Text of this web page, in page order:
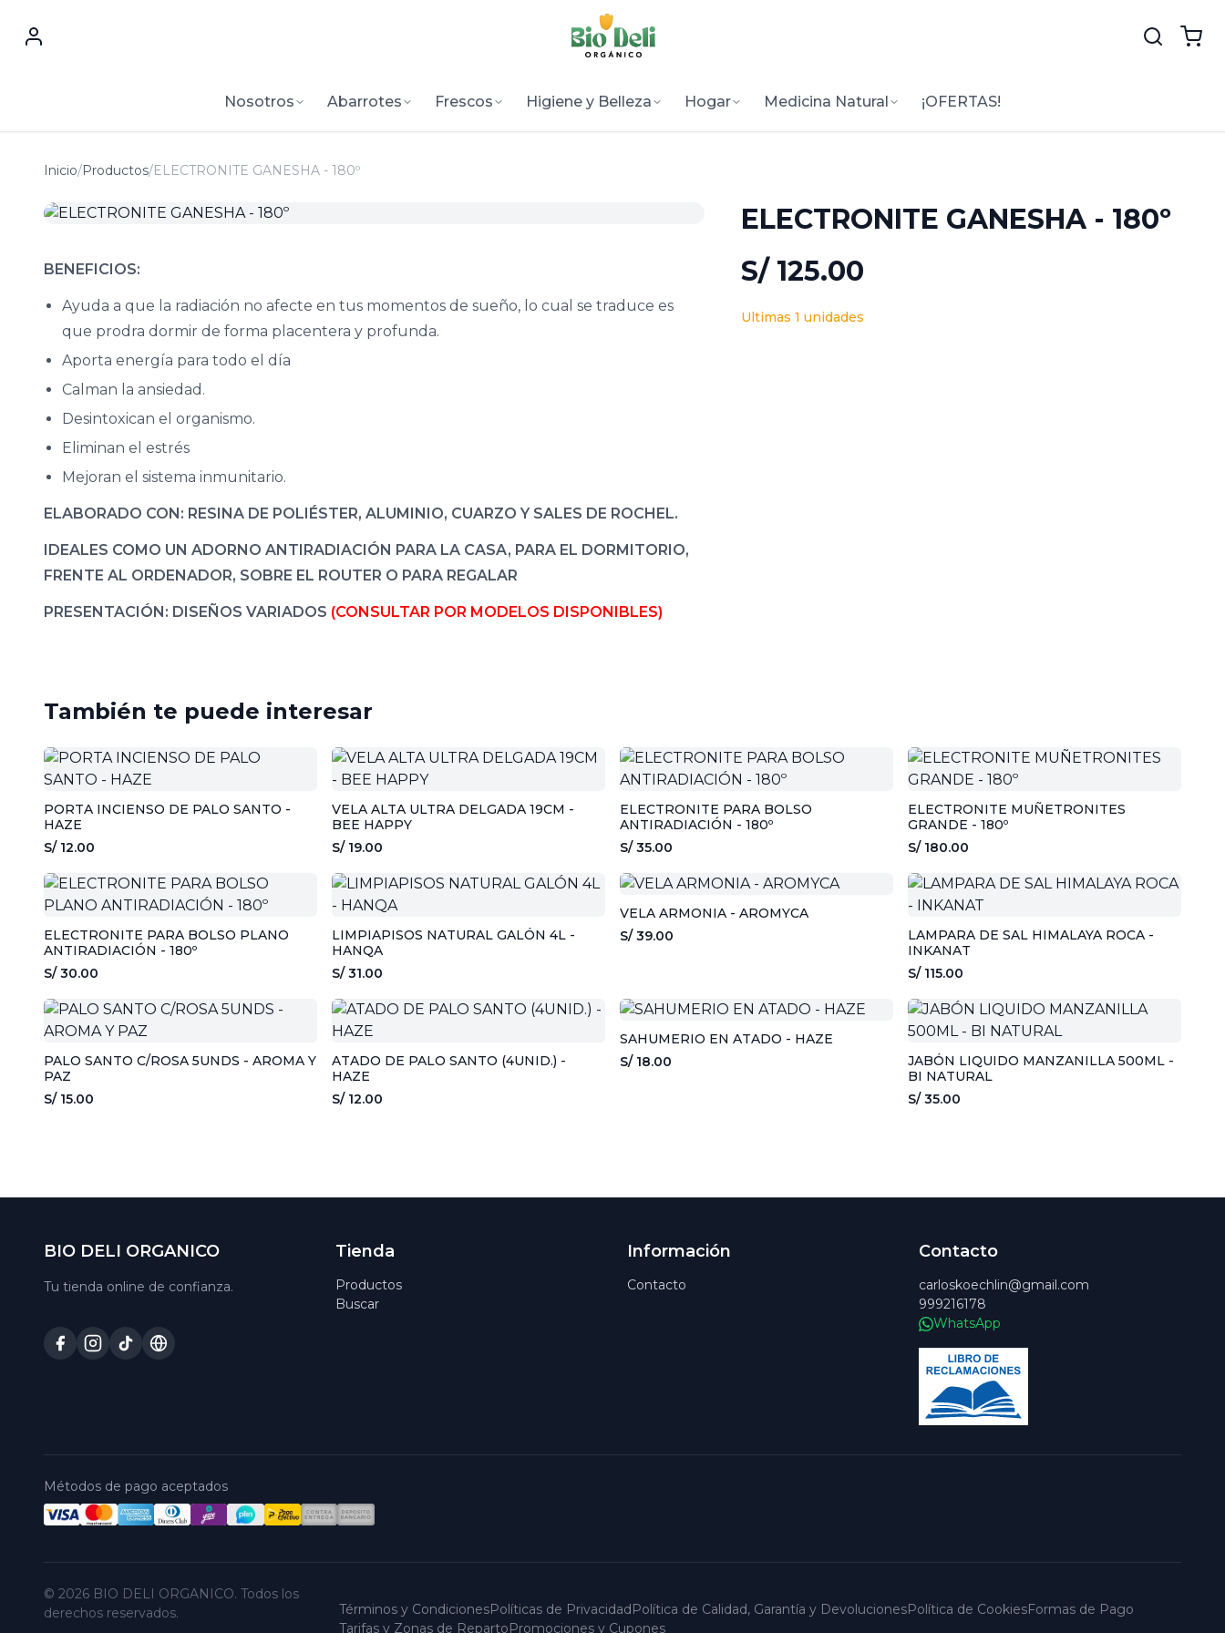
Nosotros Abarrotes Frescos Higiene y Belleza Hogar Medicina Natural ¡OFERTAS!
Inicio/Productos/ELECTRONITE GANESHA - 180º
ELECTRONITE GANESHA - 180º
S/ 125.00
Ultimas 1 unidades
BENEFICIOS:
Ayuda a que la radiación no afecte en tus momentos de sueño, lo cual se traduce es
que prodra dormir de forma placentera y profunda.
Aporta energía para todo el día
Calman la ansiedad.
Desintoxican el organismo.
Eliminan el estrés
Mejoran el sistema inmunitario.
ELABORADO CON: RESINA DE POLIÉSTER, ALUMINIO, CUARZO Y SALES DE ROCHEL.
IDEALES COMO UN ADORNO ANTIRADIACIÓN PARA LA CASA, PARA EL DORMITORIO,
FRENTE AL ORDENADOR, SOBRE EL ROUTER O PARA REGALAR
PRESENTACIÓN: DISEÑOS VARIADOS (CONSULTAR POR MODELOS DISPONIBLES)
También te puede interesar
PORTA INCIENSO DE PALO SANTO -
HAZE
S/ 12.00
VELA ALTA ULTRA DELGADA 19CM -
BEE HAPPY
S/ 19.00
ELECTRONITE PARA BOLSO
ANTIRADIACIÓN - 180º
S/ 35.00
ELECTRONITE MUÑETRONITES
GRANDE - 180º
S/ 180.00
ELECTRONITE PARA BOLSO PLANO
ANTIRADIACIÓN - 180º
S/ 30.00
LIMPIAPISOS NATURAL GALÓN 4L -
HANQA
S/ 31.00
VELA ARMONIA - AROMYCA
S/ 39.00
LAMPARA DE SAL HIMALAYA ROCA -
INKANAT
S/ 115.00
PALO SANTO C/ROSA 5UNDS - AROMA Y
PAZ
S/ 15.00
ATADO DE PALO SANTO (4UNID.) -
HAZE
S/ 12.00
SAHUMERIO EN ATADO - HAZE
S/ 18.00
JABÓN LIQUIDO MANZANILLA 500ML -
BI NATURAL
S/ 35.00
BIO DELI ORGANICO
Tu tienda online de confianza.
Tienda
Productos
Buscar
Información
Contacto
Contacto
carloskoechlin@gmail.com
999216178
WhatsApp
Métodos de pago aceptados
© 2026 BIO DELI ORGANICO. Todos los
derechos reservados.
Términos y CondicionesPolíticas de PrivacidadPolítica de Calidad, Garantía y DevolucionesPolítica de CookiesFormas de Pago
Tarifas y Zonas de RepartoPromociones y Cupones